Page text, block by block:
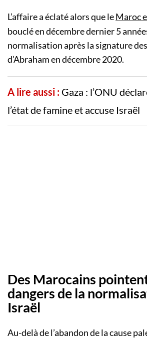
L’affaire a éclaté alors que leMaroc
bouclé en décembre dernier 5
normalisation après la signature
d’Abraham en décembre 2020.
A lire aussi : Gaza : l’ONU
l’état de famine et accuse Israël
Des Marocains
dangers de la
Israël
Au-delà de l’abandon de la cause